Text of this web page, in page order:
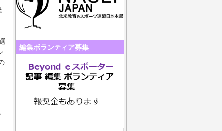
編集ボランティア募集